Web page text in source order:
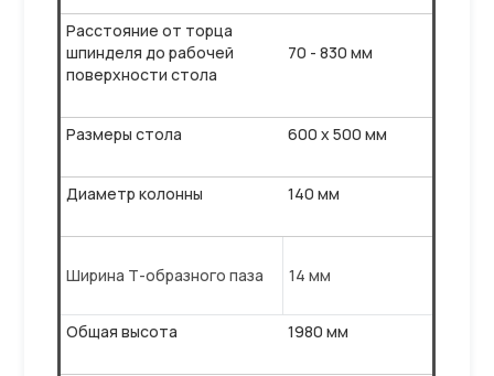
Расстояние от торца
шпинделя до рабочей
поверхности стола
70 - 830 мм
Размеры стола 600 x 500 мм
Диаметр колонны 140 мм
Ширина Т-образного паза 14 мм
Общая высота 1980 мм